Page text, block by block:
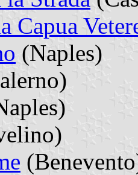
Capua
(Naples)